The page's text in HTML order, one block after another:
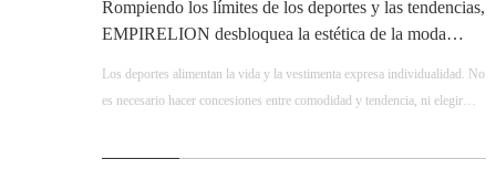
Rompiendo los límites de los deportes y las tendencias,
EMPIRELION desbloquea la estética de la moda
Los deportes alimentan la vida y la vestimenta expresa individualidad. No
es necesario hacer concesiones entre comodidad y tendencia, ni elegir